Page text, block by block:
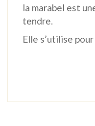
la marabel est
tendre.
Elle s’utilise